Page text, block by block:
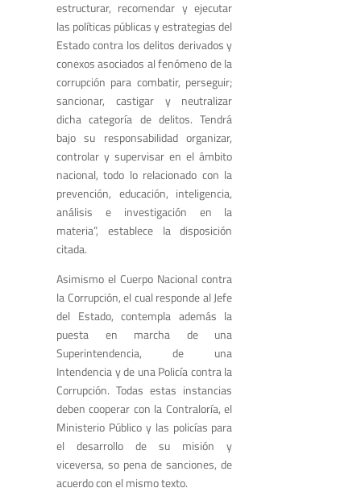
estructurar, recomendar y ejecutar
las políticas públicas y estrategias del
Estado contra los delitos derivados y
conexos asociados al fenómeno de la
corrupción para combatir, perseguir;
sancionar, castigar y neutralizar
dicha categoría de delitos. Tendrá
bajo su responsabilidad organizar,
controlar y supervisar en el ámbito
nacional, todo lo relacionado con la
prevención, educación, inteligencia,
análisis e investigación en la
materia”, establece la disposición
citada.
Asimismo el Cuerpo Nacional contra
la Corrupción, el cual responde al Jefe
del Estado, contempla además la
puesta en marcha de una
Superintendencia, de una
Intendencia y de una Policía contra la
Corrupción. Todas estas instancias
deben cooperar con la Contraloría, el
Ministerio Público y las policías para
el desarrollo de su misión y
viceversa, so pena de sanciones, de
acuerdo con el mismo texto.